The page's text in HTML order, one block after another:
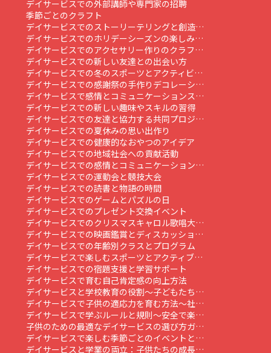
デイサービスでの外部講師や専門家の招聘
季節ごとのクラフト
デイサービスでのストーリーテリングと創造…
デイサービスでのホリデーシーズンの楽しみ…
デイサービスでのアクセサリー作りのクラフ…
デイサービスでの新しい友達との出会い方
デイサービスでの冬のスポーツとアクティビ…
デイサービスでの感謝祭の手作りデコレーシ…
デイサービスで感情とコミュニケーションス…
デイサービスでの新しい趣味やスキルの習得
デイサービスでの友達と協力する共同プロジ…
デイサービスでの夏休みの思い出作り
デイサービスでの健康的なおやつのアイデア
デイサービスでの地域社会への貢献活動
デイサービスでの感情とコミュニケーション…
デイサービスでの運動会と競技大会
デイサービスでの読書と物語の時間
デイサービスでのゲームとパズルの日
デイサービスでのプレゼント交換イベント
デイサービスでのクリスマスキャロル歌唱大…
デイサービスでの映画鑑賞とディスカッショ…
デイサービスでの年齢別クラスとプログラム
デイサービスで楽しむスポーツとアクティブ…
デイサービスでの宿題支援と学習サポート
デイサービスで育む自己肯定感の向上方法
デイサービスと学校教育の役割～子どもたち…
デイサービスで子供の適応力を育む方法～社…
デイサービスで学ぶルールと規則～安全で楽…
子供のための最適なデイサービスの選び方ガ…
デイサービスで楽しむ季節ごとのイベントと…
デイサービスと学業の両立：子供たちの成長…